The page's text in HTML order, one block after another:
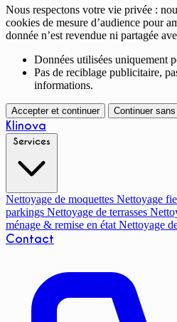
Nous respectons votre vie privée :
cookies de mesure d’audience pour
donnée n’est revendue ni partagée
Données utilisées uniquement
Pas de reciblage publicitaire,
informations.
Accepter et continuer Continuer
Klinova
Nettoyage de moquettes Nettoyage
parkings Nettoyage de terrasses
ménage & remise en état Nettoyage
Contact